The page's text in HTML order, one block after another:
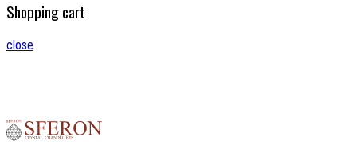
Shopping cart
close